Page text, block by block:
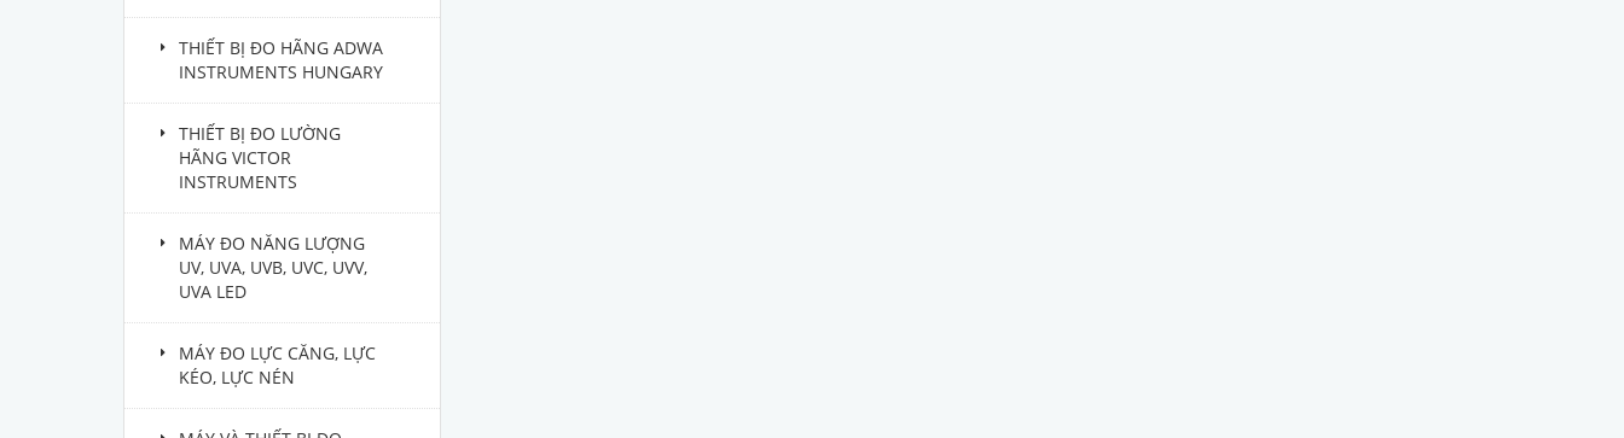
THIẾT BỊ ĐO HÃNG ADWA
INSTRUMENTS HUNGARY
THIẾT BỊ ĐO LƯỜNG
HÃNG VICTOR
INSTRUMENTS
MÁY ĐO NĂNG LƯỢNG
UV, UVA, UVB, UVC, UVV,
UVA LED
MÁY ĐO LỰC CĂNG, LỰC
KÉO, LỰC NÉN